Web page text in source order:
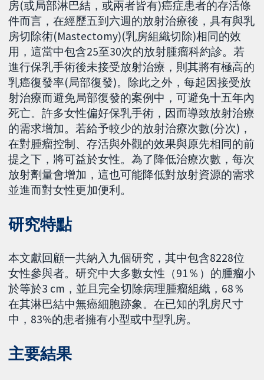
房(或局部淋巴結，或兩者皆有)癌症患者的存活條
件而言，在經歷五到六週的放射治療後，具有與乳
房切除術(Mastectomy)(乳房組織切除)相同的效
用，這當中包含25至30次的放射腫瘤科約診。若
進行保乳手術後未接受放射治療，則其將有極高的
乳癌復發率(局部復發)。除此之外，每起因接受放
射治療而避免局部復發的案例中，可避免十五年內
死亡。許多女性偏好保乳手術，因而導致放射治療
的需求增加。若給予較少的放射治療次數(分次)，
在對腫瘤控制、存活與外觀的效果與原先相同的前
提之下，將可益於女性。為了降低治療次數，每次
放射劑量會增加，這也可能降低對放射資源的需求
並進而對女性更加便利。
研究特點
本文獻回顧一共納入九個研究，其中包含8228位
女性參與者。研究中大多數女性（91％）的腫瘤小
於等於3 cm，並且完全切除病理腫瘤組織，68％
在其淋巴結中無癌細胞跡象。在已知的乳房尺寸
中，83%的患者擁有小型或中型乳房。
主要結果